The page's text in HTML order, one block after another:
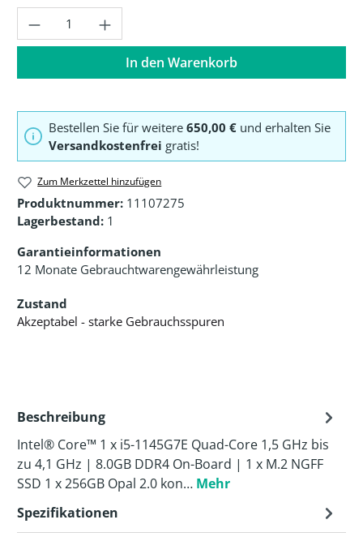
Produkt Anzahl: Gib den gewünschten
In den Warenkorb
Bestellen Sie für weitere 650,00 € und erhalten Sie
Versandkostenfrei gratis!
Zum Merkzettel hinzufügen
Produktnummer: 11107275
Lagerbestand: 1
Garantieinformationen
12 Monate Gebrauchtwarengewährleistung
Zustand
Akzeptabel - starke Gebrauchsspuren
Beschreibung
Intel® Core™ 1 x i5-1145G7E Quad-Core 1,5 GHz bis
zu 4,1 GHz | 8.0GB DDR4 On-Board | 1 x M.2 NGFF
SSD 1 x 256GB Opal 2.0 kon… Mehr
Spezifikationen